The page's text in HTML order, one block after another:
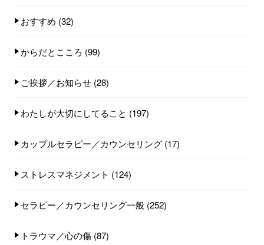
おすすめ (32)
からだとこころ (99)
ご挨拶／お知らせ (28)
わたしが大切にしてること (197)
カップルセラピー／カウンセリング (17)
ストレスマネジメント (124)
セラピー／カウンセリング一般 (252)
トラウマ／心の傷 (87)